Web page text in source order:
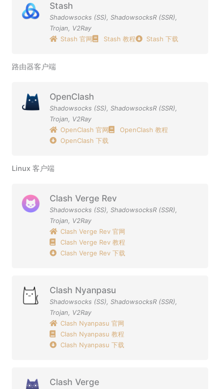
Stash
Shadowsocks (SS), ShadowsocksR (SSR),
Trojan, V2Ray
Stash 官网
Stash 教程 Stash 下载
路由器客户端
OpenClash
Shadowsocks (SS), ShadowsocksR (SSR),
Trojan, V2Ray
OpenClash 官网
OpenClash 教程
OpenClash 下载
Linux 客户端
Clash Verge Rev
Shadowsocks (SS), ShadowsocksR (SSR),
Trojan, V2Ray
Clash Verge Rev 官网
Clash Verge Rev 教程
Clash Verge Rev 下载
Clash Nyanpasu
Shadowsocks (SS), ShadowsocksR (SSR),
Trojan, V2Ray
Clash Nyanpasu 官网
Clash Nyanpasu 教程
Clash Nyanpasu 下载
Clash Verge